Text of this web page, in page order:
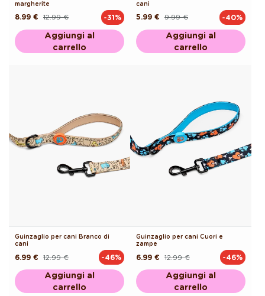
margherite
Prezzo
listino
12.99 €
Prezzo
8.99 € -31%
Aggiungi al
carrello
cani
Prezzo
listino
9.99 €
Prezzo
5.99 € -40%
Aggiungi al
carrello
Guinzaglio per cani Branco di
cani
Prezzo
listino
12.99 €
Prezzo
6.99 € -46%
Aggiungi al
carrello
Guinzaglio per cani Cuori e
zampe
Prezzo
listino
12.99 €
Prezzo
6.99 € -46%
Aggiungi al
carrello